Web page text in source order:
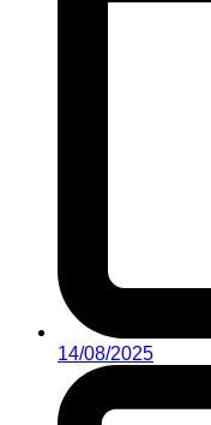
14/08/2025